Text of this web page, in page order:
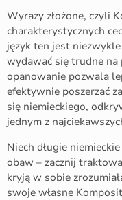
Wyrazy złożone, czyli
charakterystycznych
język ten jest
wydawać się trudne na
opanowanie pozwala
efektywnie poszerzać
się niemieckiego,
jednym z
Niech długie
obaw – zacznij
kryją w sobie
swoje własne